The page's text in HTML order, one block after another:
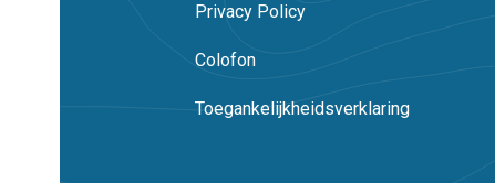
Privacy Policy
Colofon
Toegankelijkheidsverklaring